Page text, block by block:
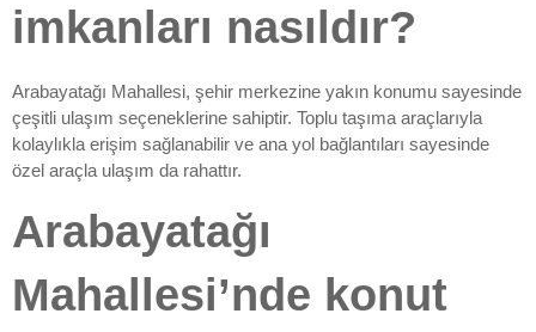
imkanları nasıldır?
Arabayatağı Mahallesi, şehir merkezine yakın konumu sayesinde
çeşitli ulaşım seçeneklerine sahiptir. Toplu taşıma araçlarıyla
kolaylıkla erişim sağlanabilir ve ana yol bağlantıları sayesinde
özel araçla ulaşım da rahattır.
Arabayatağı
Mahallesi’nde konut